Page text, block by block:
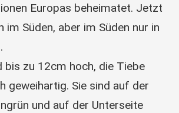
Europas beheimatet. Jetzt
im Süden, aber im Süden nur in
bis zu 12cm hoch, die Tiebe
geweihartig. Sie sind auf der
und auf der Unterseite